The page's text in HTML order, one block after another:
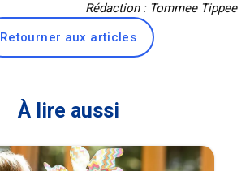
Rédaction : Tommee Tippee
Retourner aux articles
À lire aussi